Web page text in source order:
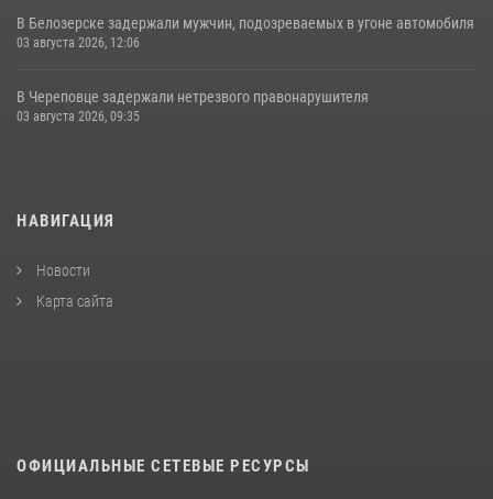
В Белозерске задержали мужчин, подозреваемых в угоне автомобиля
03 августа 2026, 12:06
В Череповце задержали нетрезвого правонарушителя
03 августа 2026, 09:35
НАВИГАЦИЯ
Новости
Карта сайта
ОФИЦИАЛЬНЫЕ СЕТЕВЫЕ РЕСУРСЫ